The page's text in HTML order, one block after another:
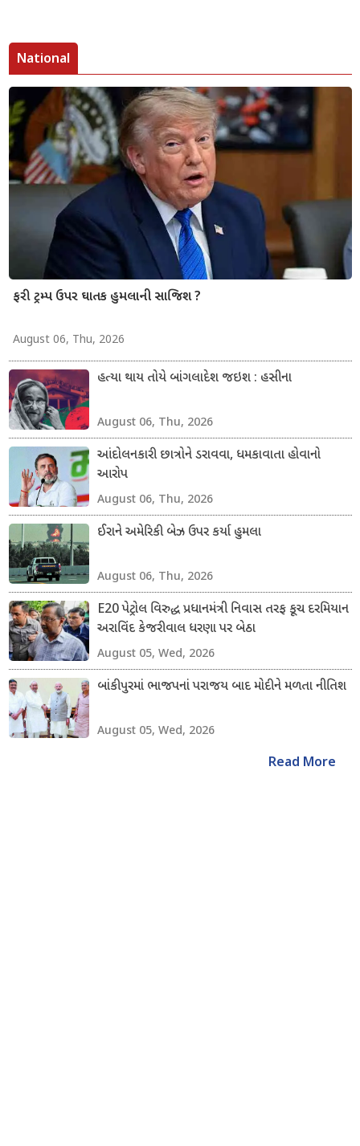
National
ફરી ટ્રમ્પ ઉપર ઘાતક હુમલાની સાજિશ ?
August 06, Thu, 2026
હત્યા થાય તોયે બાંગલાદેશ જઇશ : હસીના
August 06, Thu, 2026
આંદોલનકારી છાત્રોને ડરાવવા, ધમકાવાતા હોવાનો
આરોપ
August 06, Thu, 2026
ઈરાને અમેરિકી બેઝ ઉપર કર્યા હુમલા
August 06, Thu, 2026
E20 પેટ્રોલ વિરુદ્ધ પ્રધાનમંત્રી નિવાસ તરફ કૂચ દરમિયાન
અરાવિંદ કેજરીવાલ ધરણા પર બેઠા
August 05, Wed, 2026
બાંકીપુરમાં ભાજપનાં પરાજય બાદ મોદીને મળતા નીતિશ
August 05, Wed, 2026
Read More